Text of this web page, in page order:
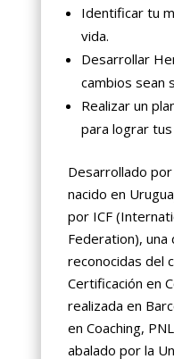
Identificar tu
vida.
Desarrollar
cambios sean
Realizar un
para lograr
Desarrollado por
nacido en
por ICF
Federation), una
reconocidas del
Certificación en
realizada en
en Coaching,
abalado por la